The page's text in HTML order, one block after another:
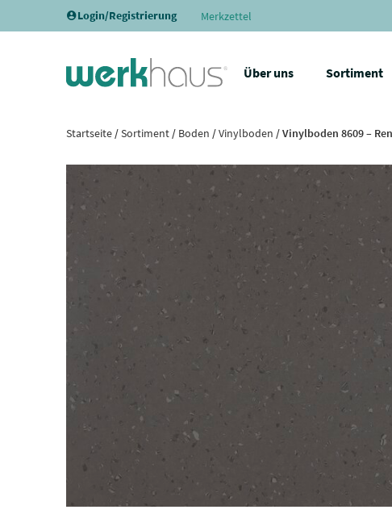
Login/Registrierung Merkzettel
Über uns Sortiment
Startseite/Sortiment/ Boden /Vinylboden / Vinylboden 8609 –